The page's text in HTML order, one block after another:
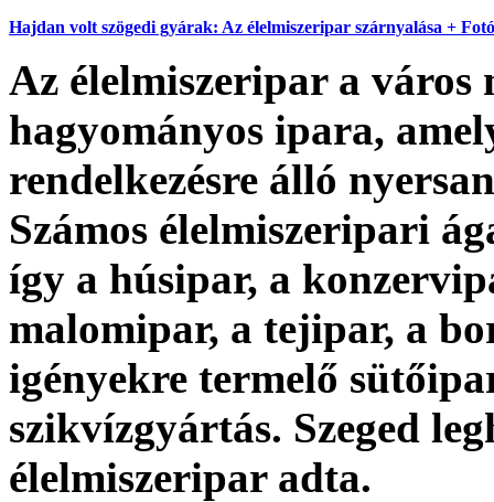
Hajdan volt szögedi gyárak: Az élelmiszeripar szárnyalása +
Az élelmiszeripar a város
hagyományos ipara,
rendelkezésre álló
Számos élelmiszeripari
így a húsipar, a
malomipar, a tejipar, a
igényekre termelő
szikvízgyártás. Szeged
élelmiszeripar adta.